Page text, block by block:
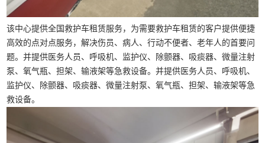
该中心提供全国救护车租赁服务，为需要救护车租赁的客户提供便捷
高效的点对点服务，解决伤员、病人、行动不便者、老年人的首要问
题。并提供医务人员、呼吸机、监护仪、除颤器、吸痰器、微量注射
泵、氧气瓶、担架、输液架等急救设备。并提供医务人员、呼吸机、
监护仪、除颤器、吸痰器、微量注射泵、氧气瓶、担架、输液架等急
救设备。